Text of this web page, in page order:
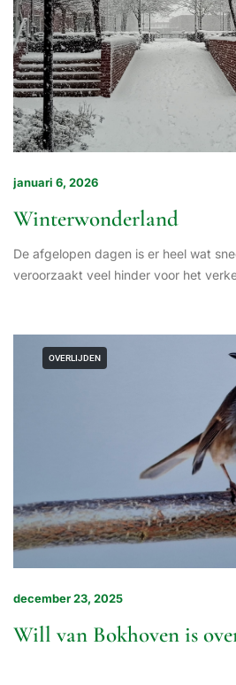
januari 6, 2026
Winterwonderland
De afgelopen dagen is er heel wat
veroorzaakt veel hinder voor het
OVERLIJDEN
december 23, 2025
Will van Bokhoven is